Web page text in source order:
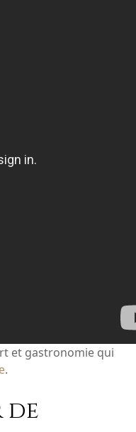
et gastronomie qui
.
de